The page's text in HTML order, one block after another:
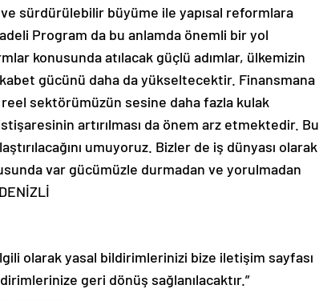
sürdürülebilir büyüme ile yapısal reformlara
Program da bu anlamda önemli bir yol
konusunda atılacak güçlü adımlar, ülkemizin
gücünü daha da yükseltecektir. Finansmana
sektörümüzün sesine daha fazla kulak
artırılması da önem arz etmektedir. Bu
umuyoruz. Bizler de iş dünyası olarak
var gücümüzle durmadan ve yorulmadan
olarak yasal bildirimlerinizi bize iletişim sayfası
geri dönüş sağlanılacaktır.”